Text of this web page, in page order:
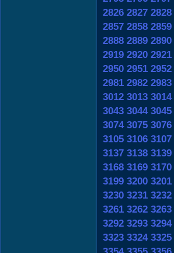
2826 2827 2828
2857 2858 2859
2888 2889 2890
2919 2920 2921
2950 2951 2952
2981 2982 2983
3012 3013 3014
3043 3044 3045
3074 3075 3076
3105 3106 3107
3137 3138 3139
3168 3169 3170
3199 3200 3201
3230 3231 3232
3261 3262 3263
3292 3293 3294
3323 3324 3325